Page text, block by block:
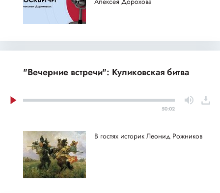
"Вечерние встречи": Куликовская битва
50:02
В гостях историк Леонид Рожников